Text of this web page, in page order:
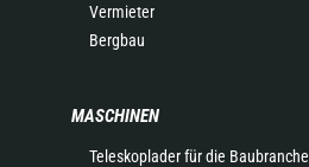
Vermieter
Bergbau
MASCHINEN
Teleskoplader für die Baubranche